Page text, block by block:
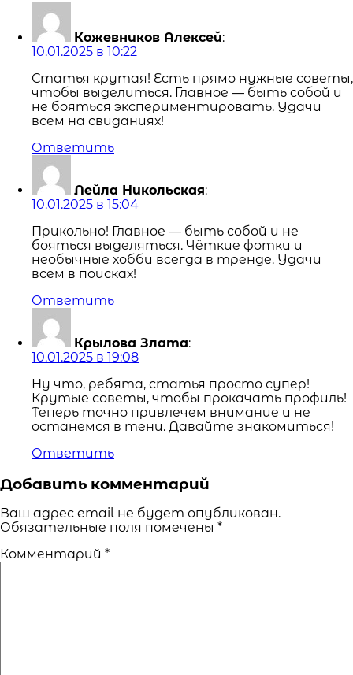
Кожевников Алексей:
10.01.2025 в 10:22
Статья крутая! Есть прямо нужные советы,
чтобы выделиться. Главное — быть собой и
не бояться экспериментировать. Удачи
всем на свиданиях!
Ответить
Лейла Никольская:
10.01.2025 в 15:04
Прикольно! Главное — быть собой и не
бояться выделяться. Чёткие фотки и
необычные хобби всегда в тренде. Удачи
всем в поисках!
Ответить
Крылова Злата:
10.01.2025 в 19:08
Ну что, ребята, статья просто супер!
Крутые советы, чтобы прокачать профиль!
Теперь точно привлечем внимание и не
останемся в тени. Давайте знакомиться!
Ответить
Добавить комментарий
Ваш адрес email не будет опубликован.
Обязательные поля помечены *
Комментарий *